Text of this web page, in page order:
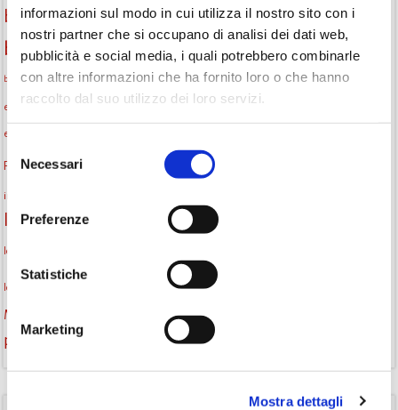
informazioni sul modo in cui utilizza il nostro sito con i
nostri partner che si occupano di analisi dei dati web,
pubblicità e social media, i quali potrebbero combinarle
con altre informazioni che ha fornito loro o che hanno
raccolto dal suo utilizzo dei loro servizi.
delNecessari
Preferenze
Statistiche
Marketing
Mostra dettagli
biblioteca biblioteca di Monselice
biblioteca Monselice Biblioteca San Biagio
biblioteca San Biagio Monselice Centro per il libro e la lettura cittàchelegge cultura
eventi biblioteca eventi culturali eventi culturali Monselice
eventi in biblioteca
Fiaccole della lettura gruppi di lettura
incontri letterari
la strada di mattoni gialli Lettori itineranti
lettura ad alta voce
letture ad alta voce libri come semi libri da leggere
Monselice scrive podcast letterario
promozione della lettura Recensione